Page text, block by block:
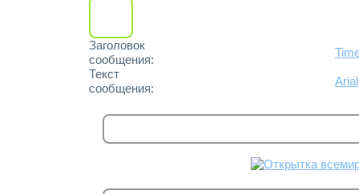
Заголовок
сообщения:
Текст
сообщения:
Arial